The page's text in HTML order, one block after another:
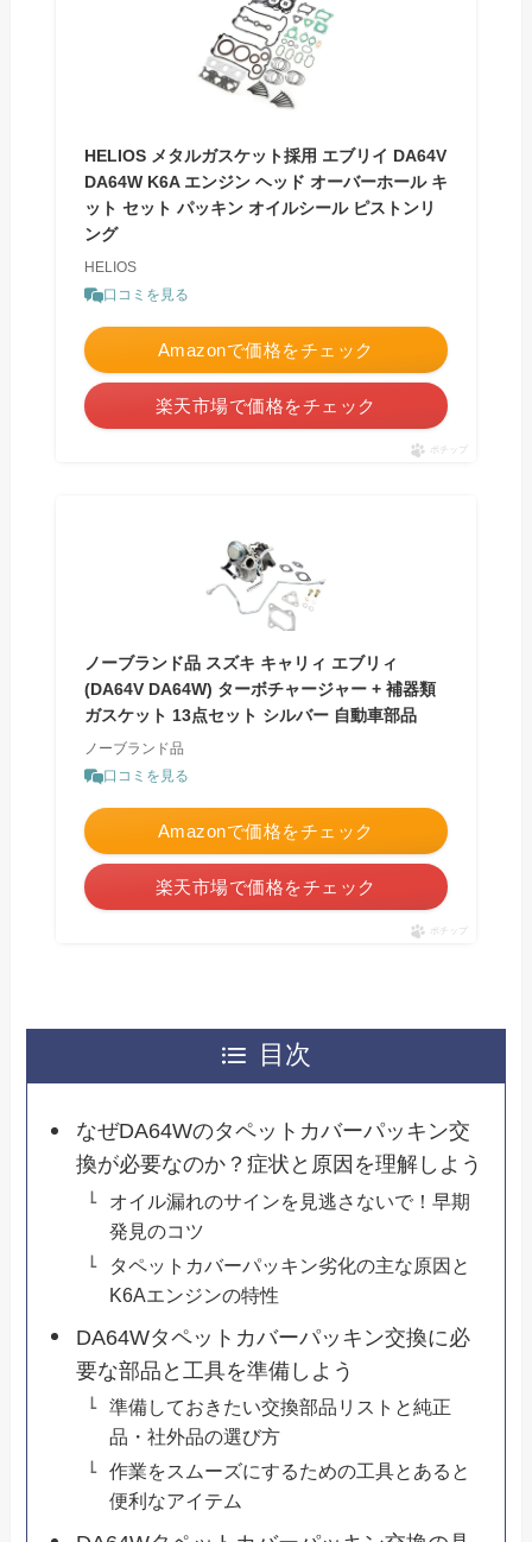
HELIOS メタルガスケット採用 エブリイ DA64V
DA64W K6A エンジン ヘッド オーバーホール キ
ット セット パッキン オイルシール ピストンリ
ング
HELIOS
口コミを見る
Amazonで価格をチェック
楽天市場で価格をチェック
ポチップ
ノーブランド品 スズキ キャリィ エブリィ
(DA64V DA64W) ターボチャージャー + 補器類
ガスケット 13点セット シルバー 自動車部品
ノーブランド品
口コミを見る
Amazonで価格をチェック
楽天市場で価格をチェック
ポチップ
目次
なぜDA64Wのタペットカバーパッキン交
換が必要なのか？症状と原因を理解しよう
オイル漏れのサインを見逃さないで！早期
発見のコツ
タペットカバーパッキン劣化の主な原因と
K6Aエンジンの特性
DA64Wタペットカバーパッキン交換に必
要な部品と工具を準備しよう
準備しておきたい交換部品リストと純正
品・社外品の選び方
作業をスムーズにするための工具とあると
便利なアイテム